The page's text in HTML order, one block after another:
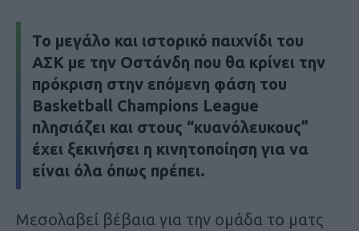
To μεγάλο και ιστορικό παιχνίδι του
ΑΣΚ με την Οστάνδη που θα κρίνει την
πρόκριση στην επόμενη φάση του
Basketball Champions League
πλησιάζει και στους “κυανόλευκους”
έχει ξεκινήσει η κινητοποίηση για να
είναι όλα όπως πρέπει.
Μεσολαβεί βέβαια για την ομάδα το ματς